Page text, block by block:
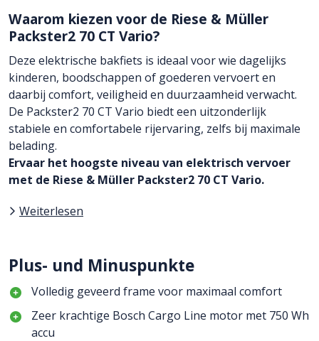
Waarom kiezen voor de Riese & Müller
Packster2 70 CT Vario?
Deze elektrische bakfiets is ideaal voor wie dagelijks
kinderen, boodschappen of goederen vervoert en
daarbij comfort, veiligheid en duurzaamheid verwacht.
De Packster2 70 CT Vario biedt een uitzonderlijk
stabiele en comfortabele rijervaring, zelfs bij maximale
belading.
Ervaar het hoogste niveau van elektrisch vervoer
met de Riese & Müller Packster2 70 CT Vario.
Weiterlesen
Plus- und Minuspunkte
Volledig geveerd frame voor maximaal comfort
Zeer krachtige Bosch Cargo Line motor met 750 Wh
accu